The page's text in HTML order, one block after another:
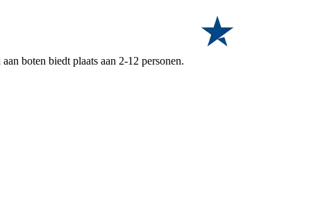
boten biedt plaats aan 2-12 personen.